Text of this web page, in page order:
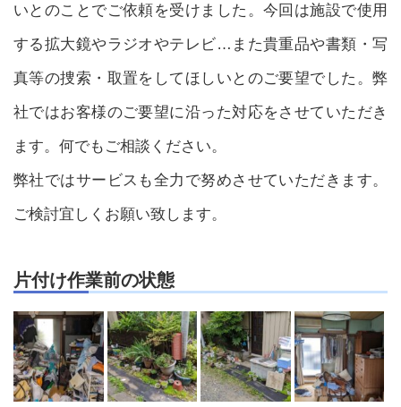
いとのことでご依頼を受けました。今回は施設で使用
する拡大鏡やラジオやテレビ…また貴重品や書類・写
真等の捜索・取置をしてほしいとのご要望でした。弊
社ではお客様のご要望に沿った対応をさせていただき
ます。何でもご相談ください。
弊社ではサービスも全力で努めさせていただきます。
ご検討宜しくお願い致します。
片付け作業前の状態